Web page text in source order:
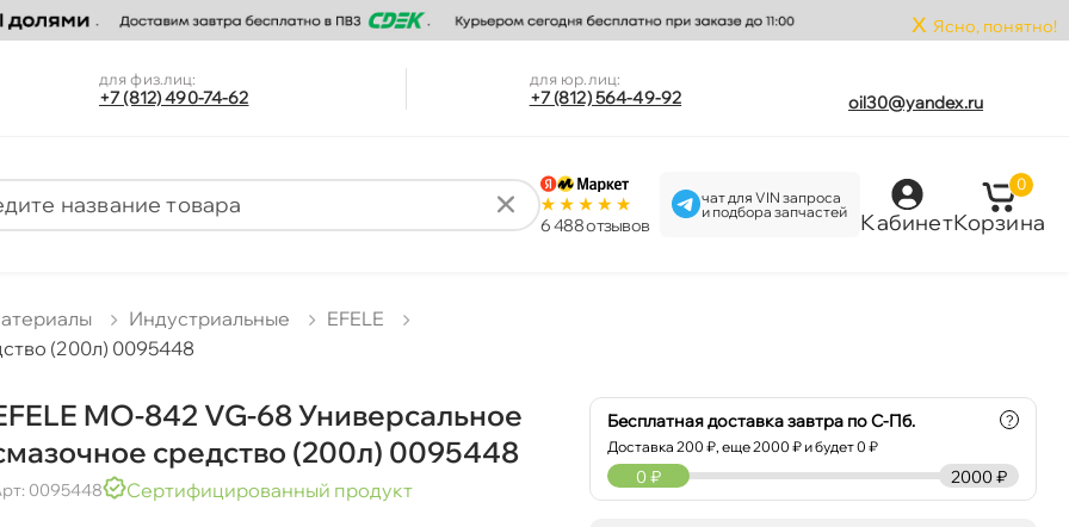
x Ясно, понятно!
для физ.лиц:
+7 (812) 490-74-62
для юр.лиц:
+7 (812) 564-49-92 oil30@yandex.ru
6 488 отзыво
чат для VIN запроса
и подбора запчастей
Кабинет
0
Корзина
Индустриальные
EFELE
(200л) 0095448
MO-842 VG-68 Универсальное
средство (200л) 0095448
0095448 Сертифицированный продукт
Бесплатная доставка завтра по С-Пб.
Доставка200 ₽, еще2000 ₽ и будет 0 ₽
?
2000 ₽
0 ₽